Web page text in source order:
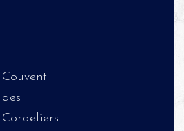
Couvent
des
Cordeliers